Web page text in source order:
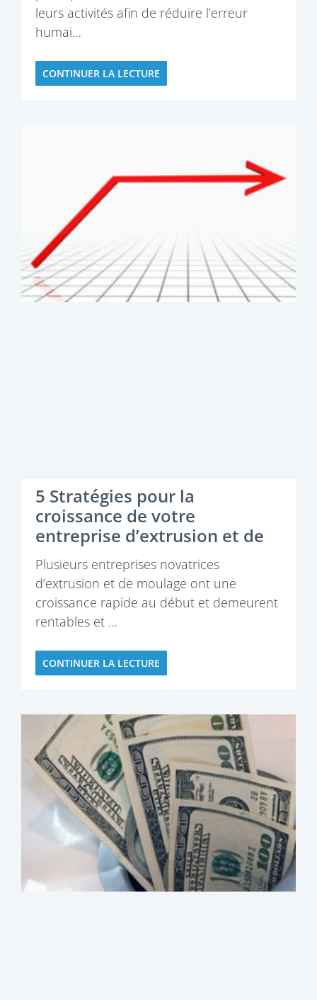
leurs activités afin de réduire l’erreur
humai…
CONTINUER LA LECTURE
5 Stratégies pour la
croissance de votre
entreprise d’extrusion et de
moulage
Plusieurs entreprises novatrices
d’extrusion et de moulage ont une
croissance rapide au début et demeurent
rentables et …
CONTINUER LA LECTURE